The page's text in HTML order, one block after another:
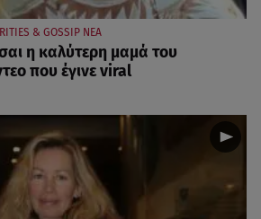
& GOSSIP ΝΕΑ
η καλύτερη μαμά του
που έγινε viral